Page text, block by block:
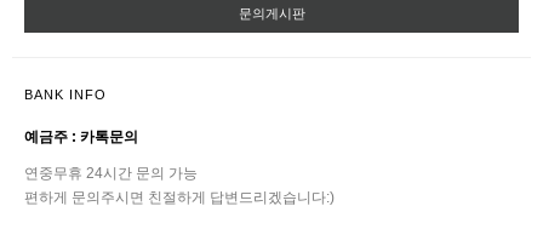
문의게시판
BANK INFO
예금주 : 카톡문의
연중무휴 24시간 문의 가능
편하게 문의주시면 친절하게 답변드리겠습니다:)